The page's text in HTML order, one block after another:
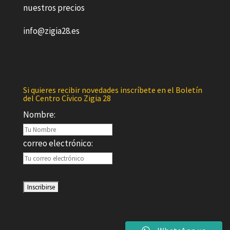
nuestros precios
info@zigia28.es
Si quieres recibir novedades inscríbete en el Boletín
del Centro Cívico Zigia 28
Nombre:
correo electrónico: